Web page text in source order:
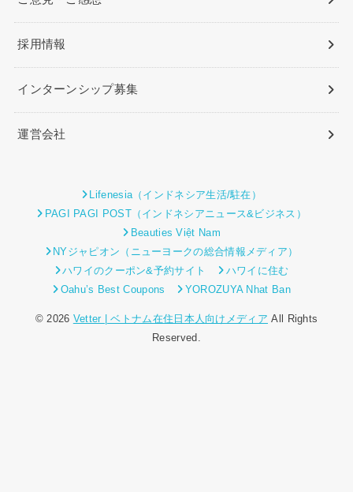
採用情報
インターンシップ募集
運営会社
Lifenesia（インドネシア生活/駐在）
PAGI PAGI POST（インドネシアニュース&ビジネス）
Beauties Việt Nam
NYジャピオン（ニューヨークの総合情報メディア）
ハワイのクーポン&予約サイト
ハワイに住む
Oahu’s Best Coupons
YOROZUYA Nhat Ban
© 2026 Vetter | ベトナム在住日本人向けメディア All Rights
Reserved.